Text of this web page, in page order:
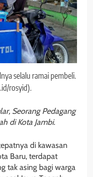
selalu ramai pembeli.
rosyid).
Seorang Pedagang
di Kota Jambi.
di kawasan
Baru, terdapat
tak asing bagi warga